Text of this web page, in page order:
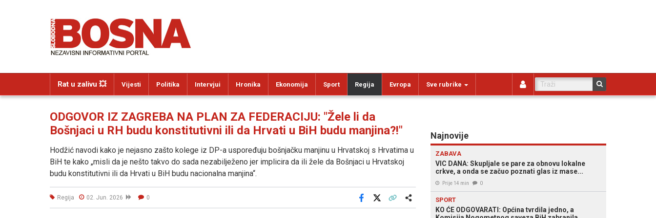
Rat u zalivu 💥 Vijesti Politika Intervjui Hronika Ekonomija Sport Regija Evropa Sve rubrike
ODGOVOR IZ ZAGREBA NA PLAN ZA FEDERACIJU: "Žele li da
Bošnjaci u RH budu konstitutivni ili da Hrvati u BiH budu manjina?!"
Hodžić navodi kako je nejasno zašto kolege iz DP-a uspoređuju bošnjačku manjinu u Hrvatskoj s Hrvatima u
BiH te kako „misli da je nešto takvo do sada nezabilježeno jer implicira da ili žele da Bošnjaci u Hrvatskoj
budu konstitutivni ili da Hrvati u BiH budu nacionalna manjina“.
Regija 02. Jun. 2026 0
Facebook
Najnovije
ZABAVA
VIC DANA: Skupljale se pare za obnovu lokalne
crkve, a onda se začuo poznati glas iz mase...
Prije 14 min 0
SPORT
KO ĆE ODGOVARATI: Općina tvrdila jedno, a